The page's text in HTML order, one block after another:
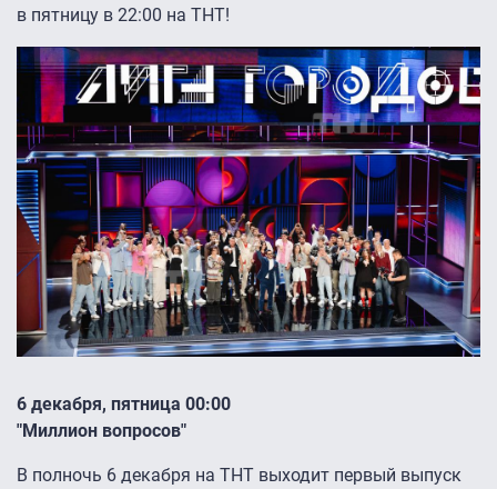
в пятницу в 22:00 на ТНТ!
6 декабря, пятница 00:00
"Миллион вопросов"
В полночь 6 декабря на ТНТ выходит первый выпуск